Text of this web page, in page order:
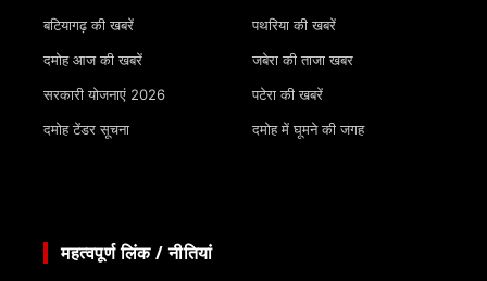
बटियागढ़ की खबरें
दमोह आज की खबरें
सरकारी योजनाएं 2026
दमोह टेंडर सूचना
पथरिया की खबरें
जबेरा की ताजा खबर
पटेरा की खबरें
दमोह में घूमने की जगह
महत्वपूर्ण लिंक / नीतियां